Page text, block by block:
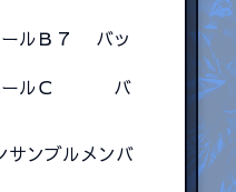
ルＢ７ バッ
ホールＣ バ
サンブルメンバ